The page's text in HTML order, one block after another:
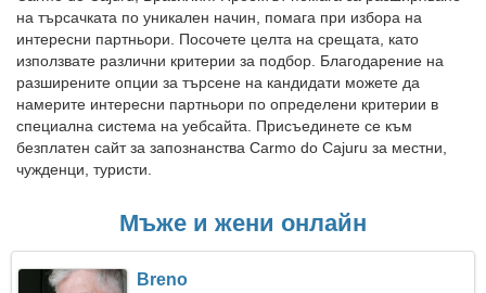
на търсачката по уникален начин, помага при избора на
интересни партньори. Посочете целта на срещата, като
използвате различни критерии за подбор. Благодарение на
разширените опции за търсене на кандидати можете да
намерите интересни партньори по определени критерии в
специална система на уебсайта. Присъединете се към
безплатен сайт за запознанства Carmo do Cajuru за местни,
чужденци, туристи.
Мъже и жени онлайн
Breno